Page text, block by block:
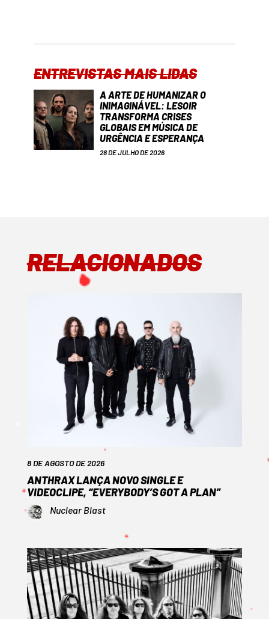
ENTREVISTAS MAIS LIDAS
A ARTE DE HUMANIZAR O
INIMAGINÁVEL: LESOIR
TRANSFORMA CRISES
GLOBAIS EM MÚSICA DE
URGÊNCIA E ESPERANÇA
28 DE JULHO DE 2026
RELACIONADOS
8 DE AGOSTO DE 2026
ANTHRAX LANÇA NOVO SINGLE E
VIDEOCLIPE, “EVERYBODY’S GOT A PLAN”
Nuclear Blast